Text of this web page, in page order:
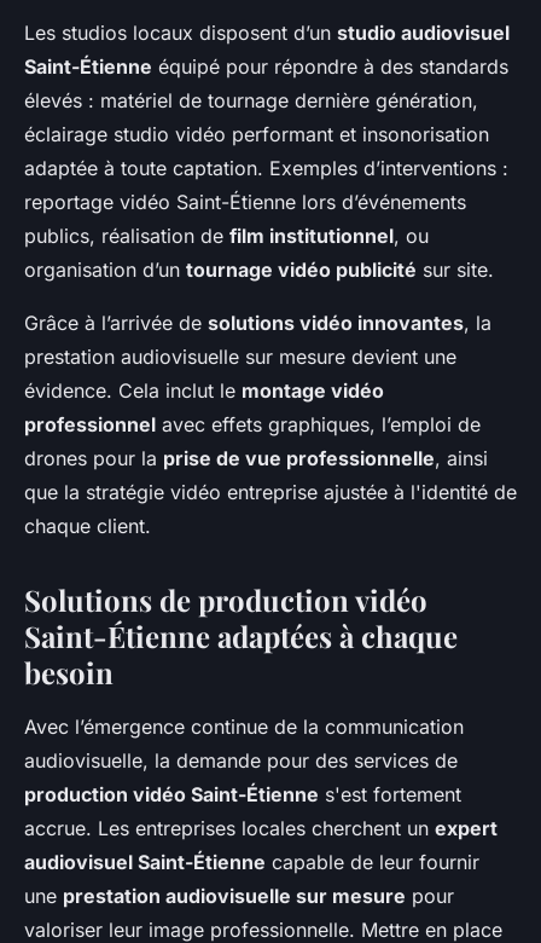
Les studios locaux disposent d’un studio audiovisuel
Saint-Étienne équipé pour répondre à des standards
élevés : matériel de tournage dernière génération,
éclairage studio vidéo performant et insonorisation
adaptée à toute captation. Exemples d’interventions :
reportage vidéo Saint-Étienne lors d’événements
publics, réalisation de film institutionnel, ou
organisation d’un tournage vidéo publicité sur site.
Grâce à l’arrivée de solutions vidéo innovantes, la
prestation audiovisuelle sur mesure devient une
évidence. Cela inclut le montage vidéo
professionnel avec effets graphiques, l’emploi de
drones pour la prise de vue professionnelle, ainsi
que la stratégie vidéo entreprise ajustée à l'identité de
chaque client.
Solutions deproduction vidéo
Saint-Étienneadaptées à chaque
besoin
Avec l’émergence continue de la communication
audiovisuelle, la demande pour des services de
production vidéo Saint-Étienne s'est fortement
accrue. Les entreprises locales cherchent un expert
audiovisuel Saint-Étienne capable de leur fournir
une prestation audiovisuelle sur mesure pour
valoriser leur image professionnelle. Mettre en place